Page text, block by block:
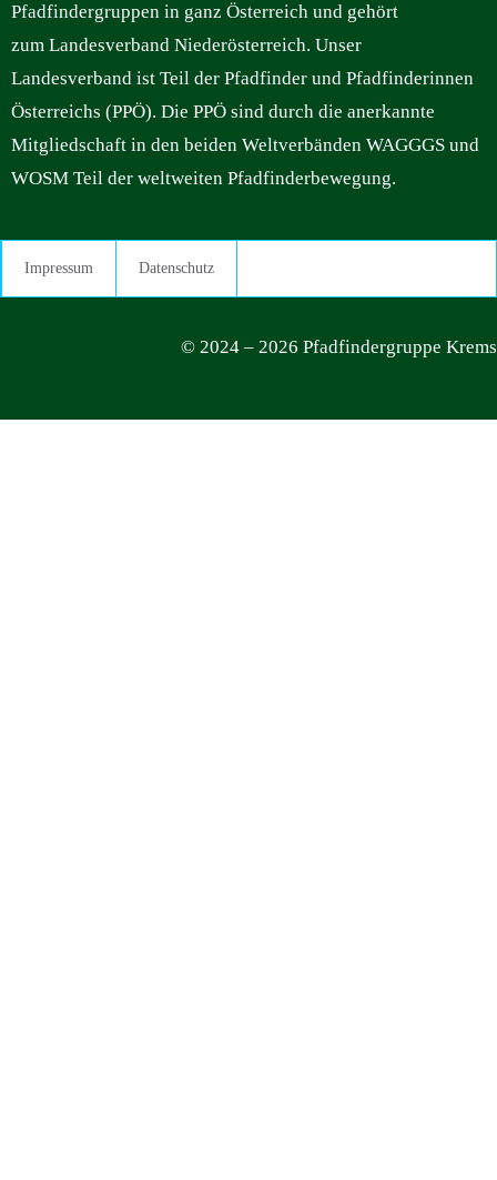
Pfadfindergruppen in ganz Österreich und gehört
zum Landesverband Niederösterreich. Unser
Landesverband ist Teil der Pfadfinder und Pfadfinderinnen
Österreichs (PPÖ). Die PPÖ sind durch die anerkannte
Mitgliedschaft in den beiden Weltverbänden WAGGGS und
WOSM Teil der weltweiten Pfadfinderbewegung.
Impressum Datenschutz
© 2024 – 2026 Pfadfindergruppe Krems